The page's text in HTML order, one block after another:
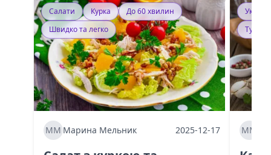
Салати Курка
До 60 хвилин
Швидко та легко
ММ Марина Мельник 2025-12-17 ММ